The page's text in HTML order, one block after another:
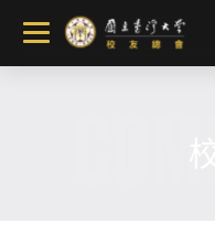
關於總會
最新消息